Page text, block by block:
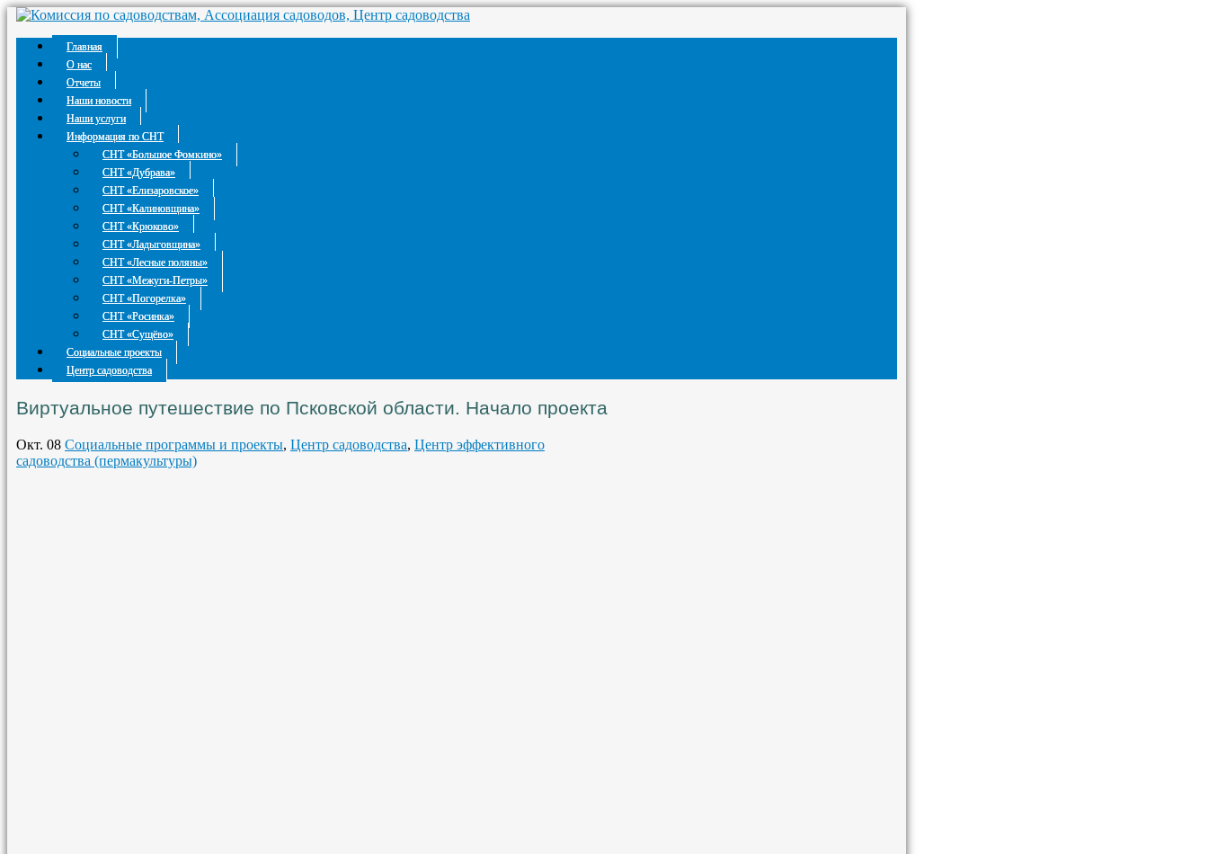
Главная
О нас
Отчеты
Наши новости
Наши услуги
Информация по СНТ
СНТ «Большое Фомкино»
СНТ «Дубрава»
СНТ «Елизаровское»
СНТ «Калиновщина»
СНТ «Крюково»
СНТ «Ладыговщина»
СНТ «Лесные поляны»
СНТ «Межуги-Петры»
СНТ «Погорелка»
СНТ «Росинка»
СНТ «Сущёво»
Социальные проекты
Центр садоводства
Виртуальное путешествие по Псковской области. Начало проекта
Окт. 08 Социальные программы и проекты, Центр садоводства, Центр эффективного
садоводства (пермакультуры)